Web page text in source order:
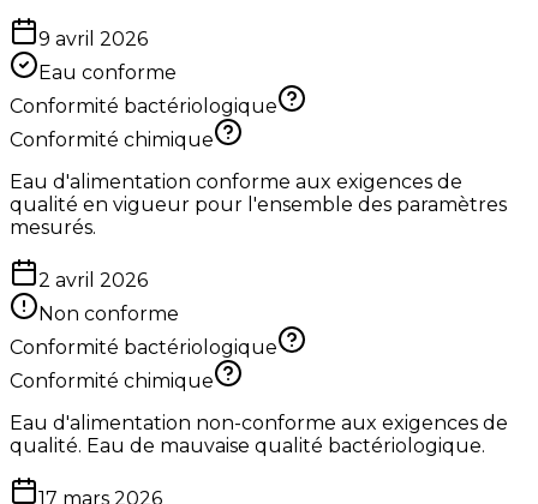
9 avril 2026
Eau conforme
Conformité bactériologique
Conformité chimique
Eau d'alimentation conforme aux exigences de
qualité en vigueur pour l'ensemble des paramètres
mesurés.
2 avril 2026
Non conforme
Conformité bactériologique
Conformité chimique
Eau d'alimentation non-conforme aux exigences de
qualité. Eau de mauvaise qualité bactériologique.
17 mars 2026